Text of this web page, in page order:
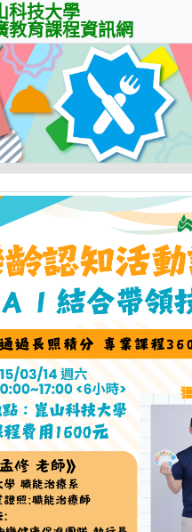
科技大學
教育課程資訊網